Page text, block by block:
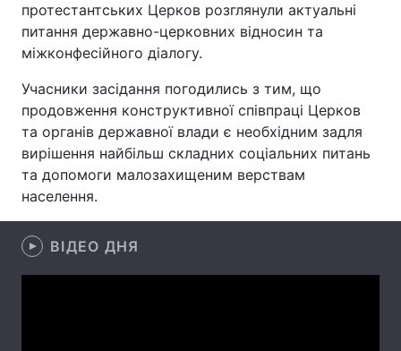
Політика
Економіка
Наука
Техно і зв'язок Лайт
Зброя Інциденти
Здоров'я Туризм
Цікавинки
протестантських Церков розглянули актуальні
питання державно-церковних відносин та
міжконфесійного діалогу.
Учасники засідання погодились з тим, що
продовження конструктивної співпраці Церков
та органів державної влади є необхідним задля
вирішення найбільш складних соціальних питань
та допомоги малозахищеним верствам
населення.
ВІДЕО ДНЯ